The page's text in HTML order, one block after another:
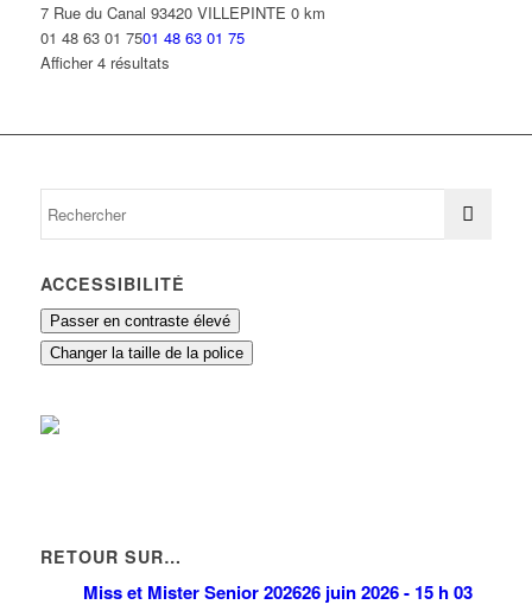
7 Rue du Canal 93420 VILLEPINTE 0 km
01 48 63 01 7501 48 63 01 75
Afficher 4 résultats
ACCESSIBILITÉ
Passer en contraste élevé
Changer la taille de la police
RETOUR SUR…
Miss et Mister Senior 202626 juin 2026 - 15 h 03